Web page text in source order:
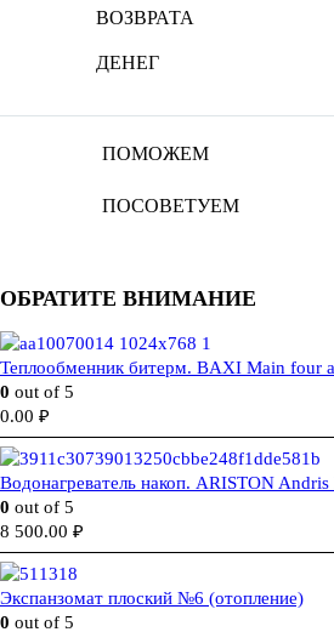
ВОЗВРАТА
ДЕНЕГ
ПОМОЖЕМ
ПОСОВЕТУЕМ
ОБРАТИТЕ ВНИМАНИЕ
Теплообменник битерм. BAXI Main four
0 out of 5
0.00 ₽
Водонагреватель накоп. ARISTON
0 out of 5
8 500.00 ₽
Экспанзомат плоский №6 (отопление)
0 out of 5